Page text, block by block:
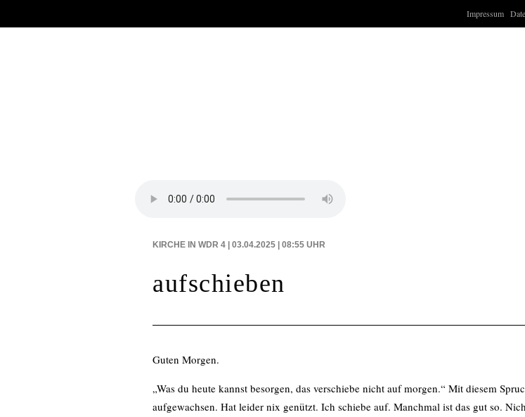
Impressum
KIRCHE IN WDR 4 | 03.04.2025 | 08:55 UHR
aufschieben
Guten Morgen.
„Was du heute kannst besorgen, das verschiebe nicht auf morgen.“ Mit diesem
aufgewachsen. Hat leider nix genützt. Ich schiebe auf. Manchmal ist das gut so.